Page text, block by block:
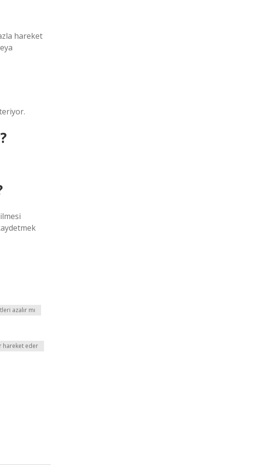
hareket
azalır mı
hareket eder